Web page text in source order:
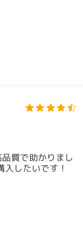
質で助かりまし
したいです！